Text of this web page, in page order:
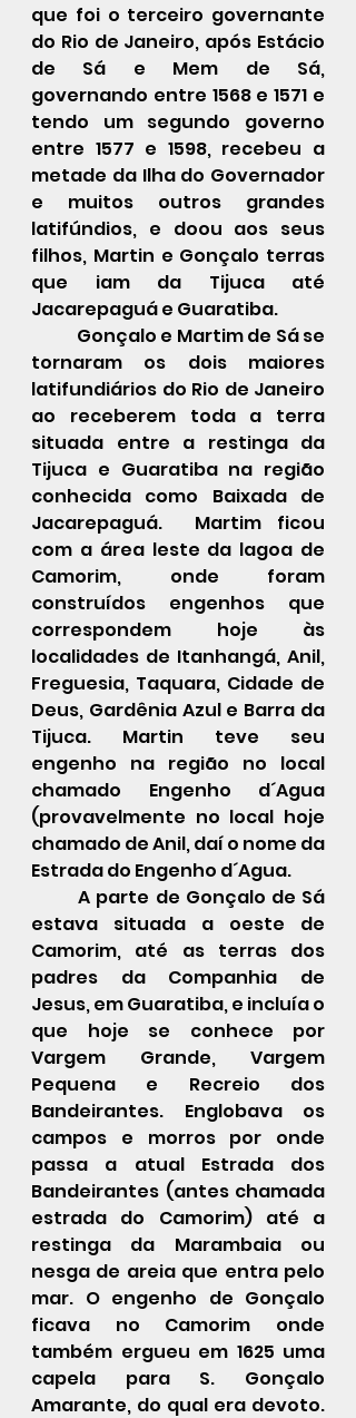
que foi o terceiro governante
do Rio de Janeiro, após Estácio
de Sá e Mem de Sá,
governando entre 1568 e 1571 e
tendo um segundo governo
entre 1577 e 1598, recebeu a
metade da Ilha do Governador
e muitos outros grandes
latifúndios, e doou aos seus
filhos, Martin e Gonçalo terras
que iam da Tijuca até
Jacarepaguá e Guaratiba.
tornaram os dois maiores
latifundiários do Rio de Janeiro
ao receberem toda a terra
situada entre a restinga da
Tijuca e Guaratiba na região
conhecida como Baixada de
Jacarepaguá.  Martim ficou
com a área leste da lagoa de
Camorim, onde foram
construídos engenhos que
correspondem hoje às
localidades de Itanhangá, Anil,
Freguesia, Taquara, Cidade de
Deus, Gardênia Azul e Barra da
Tijuca. Martin teve seu
engenho na região no local
chamado Engenho d´Agua
(provavelmente no local hoje
chamado de Anil, daí o nome da
Estrada do Engenho d´Agua.
	A parte de Gonçalo de Sá
estava situada a oeste de
Camorim, até as terras dos
padres da Companhia de
Jesus, em Guaratiba, e incluía o
que hoje se conhece por
Vargem Grande, Vargem
Pequena e Recreio dos
Bandeirantes. Englobava os
campos e morros por onde
passa a atual Estrada dos
Bandeirantes (antes chamada
estrada do Camorim) até a
restinga da Marambaia ou
nesga de areia que entra pelo
mar. O engenho de Gonçalo
ficava no Camorim onde
também ergueu em 1625 uma
capela para S. Gonçalo
Amarante, do qual era devoto.